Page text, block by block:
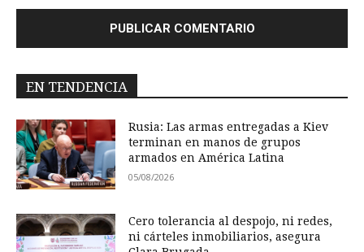
EN TENDENCIA
Rusia: Las armas entregadas a Kiev
terminan en manos de grupos
armados en América Latina
05/08/2026
Cero tolerancia al despojo, ni redes,
ni cárteles inmobiliarios, asegura